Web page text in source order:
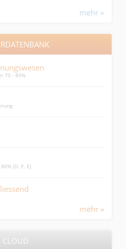
mehr »
70 - 80%
(D, F, E)
mehr »
CLOUD